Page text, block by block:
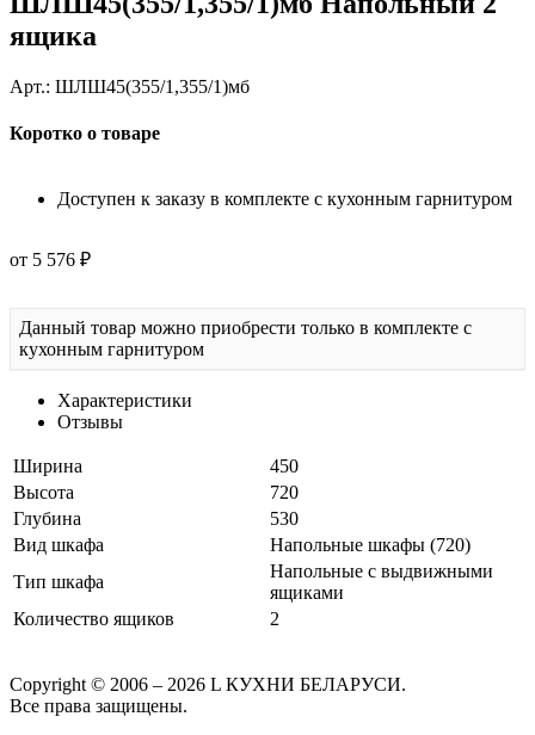
ящика
Арт.: ШЛШ45(355/1,355/1)мб
Коротко о товаре
Доступен к заказу в комплекте с кухонным гарнитуром
от 5 576 ₽
Данный товар можно приобрести только в комплекте с
кухонным гарнитуром
Характеристики
Отзывы
Ширина
450
Высота
720
Глубина
530
Вид шкафа
Напольные шкафы (720)
Тип шкафа
Напольные с выдвижными
ящиками
Количество ящиков
2
Copyright © 2006 – 2026 L КУХНИ БЕЛАРУСИ.
Все права защищены.